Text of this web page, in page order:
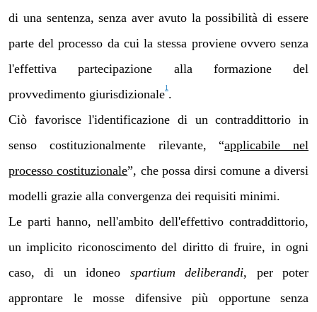
di una sentenza, senza aver avuto la possibilità di essere
parte del processo da cui la stessa proviene ovvero senza
l'effettiva partecipazione alla formazione del
provvedimento giurisdizionale1 .
Ciò favorisce l'identificazione di un contraddittorio in
senso costituzionalmente rilevante, “applicabile nel
processo costituzionale”, che possa dirsi comune a diversi
modelli grazie alla convergenza dei requisiti minimi.
Le parti hanno, nell'ambito dell'effettivo contraddittorio,
un implicito riconoscimento del diritto di fruire, in ogni
caso, di un idoneo spartium deliberandi, per poter
approntare le mosse difensive più opportune senza